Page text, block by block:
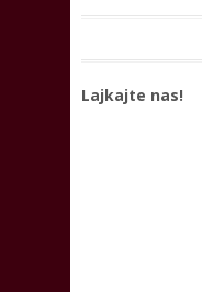
Lajkajte nas!